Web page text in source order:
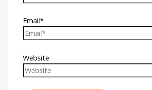
Email*
Website